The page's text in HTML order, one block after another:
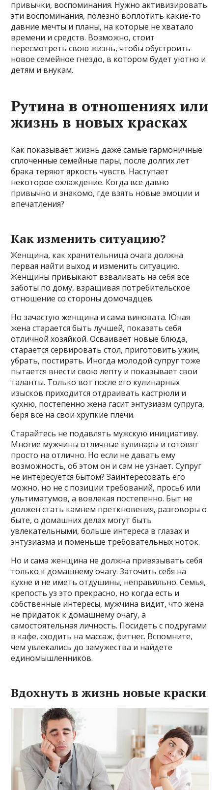
привычки, воспоминания. Нужно активизировать
эти воспоминания, полезно воплотить какие-то
давние мечты и планы, на которые не хватало
времени и средств. Возможно, стоит
пересмотреть свою жизнь, чтобы обустроить
новое семейное гнездо, в котором будет уютно и
детям и внукам.
Рутина в отношениях или
жизнь в новых красках
Как показывает жизнь даже самые гармоничные
сплоченные семейные пары, после долгих лет
брака теряют яркость чувств. Наступает
некоторое охлаждение. Когда все давно
привычно и знакомо, где взять новые эмоции и
впечатления?
Как изменить ситуацию?
Женщина, как хранительница очага должна
первая найти выход и изменить ситуацию.
Женщины привыкают взваливать на себя все
заботы по дому, взращивая потребительское
отношение со стороны домочадцев.
Но зачастую женщина и сама виновата. Юная
жена старается быть лучшей, показать себя
отличной хозяйкой. Осваивает новые блюда,
старается сервировать стол, приготовить ужин,
убрать, постирать. Иногда молодой супруг тоже
пытается внести свою лепту и показывает свои
таланты. Только вот после его кулинарных
изысков приходится отдраивать кастрюли и
кухню, постепенно жена гасит энтузиазм супруга,
беря все на свои хрупкие плечи.
Старайтесь не подавлять мужскую инициативу.
Многие мужчины отличные кулинары и готовят
просто на отлично. Но если не давать ему
возможность, об этом он и сам не узнает. Супруг
не интересуется бытом? Заинтересовать его
можно, но не с позиции требований, просьб или
ультиматумов, а вовлекая постепенно. Быт не
должен стать камнем преткновения, разговоры о
быте, о домашних делах могут быть
увлекательными, больше интереса в глазах и
энтузиазма и поменьше требовательных ноток.
Но и сама женщина не должна привязывать себя
только к домашнему очагу. Заточить себя на
кухне и не иметь отдушины, неправильно. Семья,
крепость уз это прекрасно, но когда есть и
собственные интересы, мужчина видит, что жена
не придаток к домашнему очагу, а
самостоятельная личность. Посидеть с подругами
в кафе, сходить на массаж, фитнес. Вспомните,
чем увлекались до замужества и найдете
единомышленников.
Вдохнуть в жизнь новые краски